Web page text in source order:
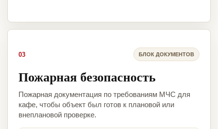
03 БЛОК ДОКУМЕНТОВ
Пожарная безопасность
Пожарная документация по требованиям МЧС для
кафе, чтобы объект был готов к плановой или
внеплановой проверке.